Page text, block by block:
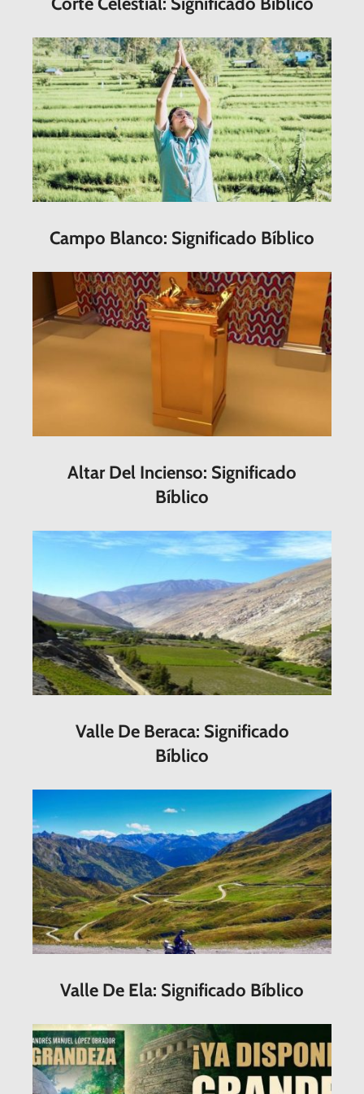
Campo Blanco: Significado Bíblico
Altar Del Incienso: Significado
Bíblico
Valle De Beraca: Significado
Bíblico
Valle De Ela: Significado Bíblico